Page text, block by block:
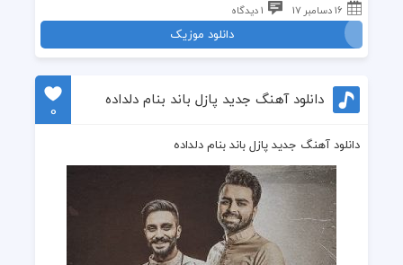
16 دسامبر 17 1 دیدگاه
دانلود موزیک
دانلود آهنگ جدید پازل باند بنام دلداده
0
دانلود آهنگ جدید پازل باند بنام دلداده